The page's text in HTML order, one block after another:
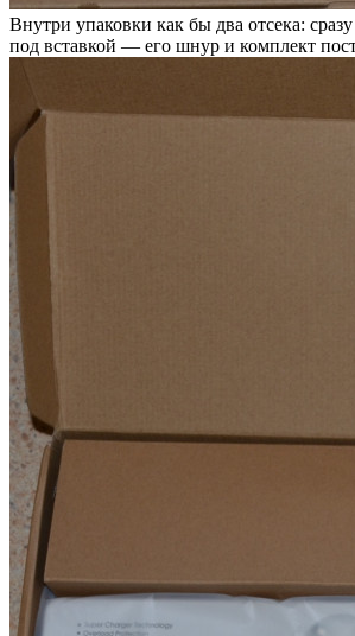
Внутри упаковки как бы два отсека:
под вставкой — его шнур и комплект